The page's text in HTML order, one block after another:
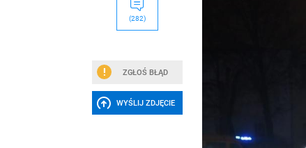
(282)
ZGŁOŚ BŁĄD
WYŚLIJ ZDJĘCIE